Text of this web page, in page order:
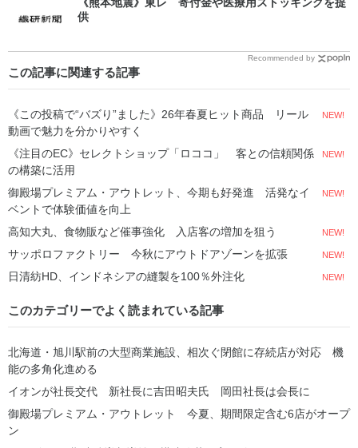
供
Recommended by
この記事に関連する記事
《この投稿で“バズり”ました》26年春夏ヒット商品 リール
動画で魅力を分かりやすく
NEW!
《注目のEC》セレクトショップ「ロココ」 客との信頼関係
の構築に活用
NEW!
御殿場プレミアム・アウトレット、今期も好発進 活発なイ
ベントで体験価値を向上
NEW!
高知大丸、食物販など催事強化 入店客の増加を狙う NEW!
サッポロファクトリー 今秋にアウトドアゾーンを拡張 NEW!
日清紡HD、インドネシアの縫製を100％外注化 NEW!
このカテゴリーでよく読まれている記事
北海道・旭川駅前の大型商業施設、相次ぐ閉館に存続店が対応 機
能の多角化進める
イオンが社長交代 新社長に吉田昭夫氏 岡田社長は会長に
御殿場プレミアム・アウトレット 今夏、期間限定含む6店がオープ
ン